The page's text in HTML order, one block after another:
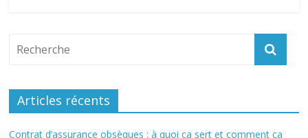
Articles récents
Contrat d’assurance obsèques : à quoi ça sert et comment ça